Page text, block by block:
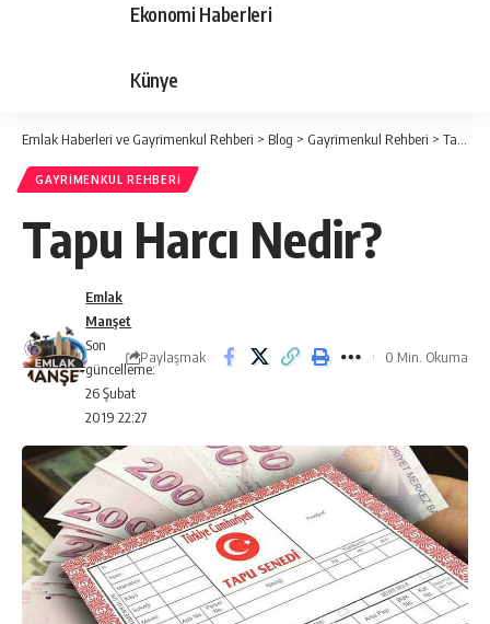
Ekonomi Haberleri
Künye
Emlak Haberleri ve Gayrimenkul Rehberi > Blog > Gayrimenkul Rehberi > Tapu Harcı Nedir?
GAYRIMENKUL REHBERI
Tapu Harcı Nedir?
Son
güncelleme:
26 Şubat
2019 22:27
Emlak
Manşet
Paylaşmak 0 Min. Okuma